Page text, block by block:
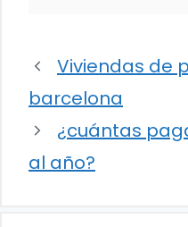
Viviendas de
barcelona
¿cuántas
al año?